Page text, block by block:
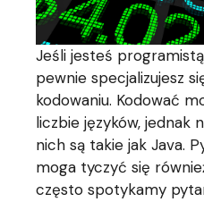
Jeśli jesteś
pewnie specjalizujesz
kodowaniu. Kodować
liczbie języków, jednak
nich są takie jak Java.
moga tyczyć się
często spotykamy